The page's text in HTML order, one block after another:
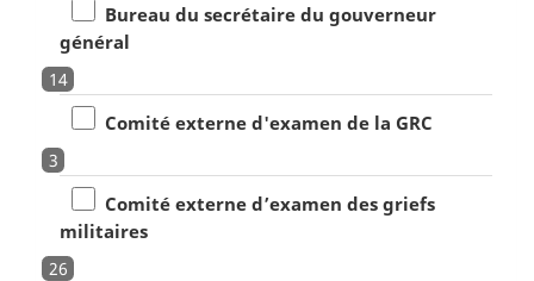
Bureau du secrétaire du gouverneur
général
14
Comité externe d'examen de la GRC
3
Comité externe d’examen des griefs
militaires
26